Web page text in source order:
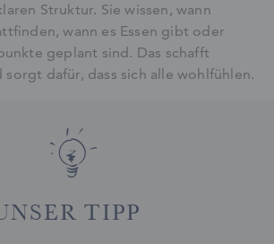
Struktur. Sie wissen, wann
wann es Essen gibt oder
geplant sind. Das schafft
dafür, dass sich alle wohlfühlen.
TIPP